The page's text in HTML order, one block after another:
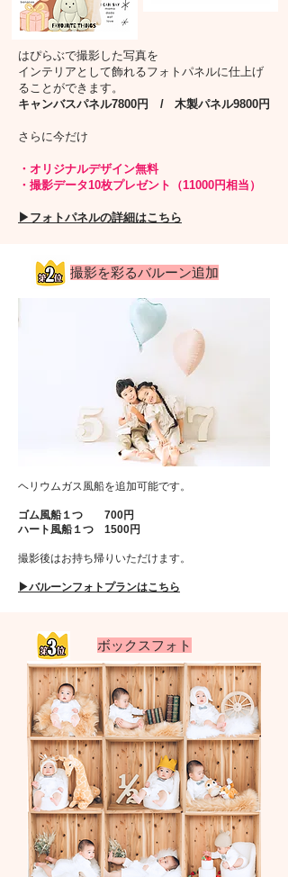
はぴらぶで撮影した写真を
インテリアとして飾れるフォトパネルに仕上げ
ることができます。
キャンバスパネル7800円 / 木製パネル9800円
さらに今だけ
・オリジナルデザイン無料
・撮影データ10枚プレゼント（11000円相当）
​▶︎フォトパネルの詳細はこちら
​撮影を彩るバルーン追加​
ヘリウムガス風船を追加可能です。
ゴム風船１つ 700円
ハート風船１つ 1500円
​撮影後はお持ち帰りいただけます。
​​▶︎バルーンフォトプランはこちら
​ボックスフォト